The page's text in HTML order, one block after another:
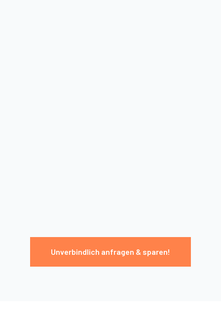
Unverbindlich anfragen & sparen!